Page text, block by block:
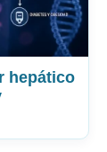
hepático